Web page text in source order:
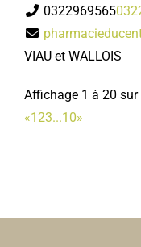
0322969565
VIAU et WALLOIS
Affichage 1 à 20
«123...10»